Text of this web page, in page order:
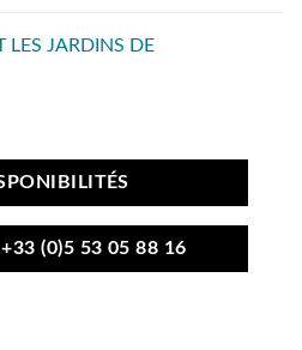
LES JARDINS DE
+33 (0)5 53 05 88 16